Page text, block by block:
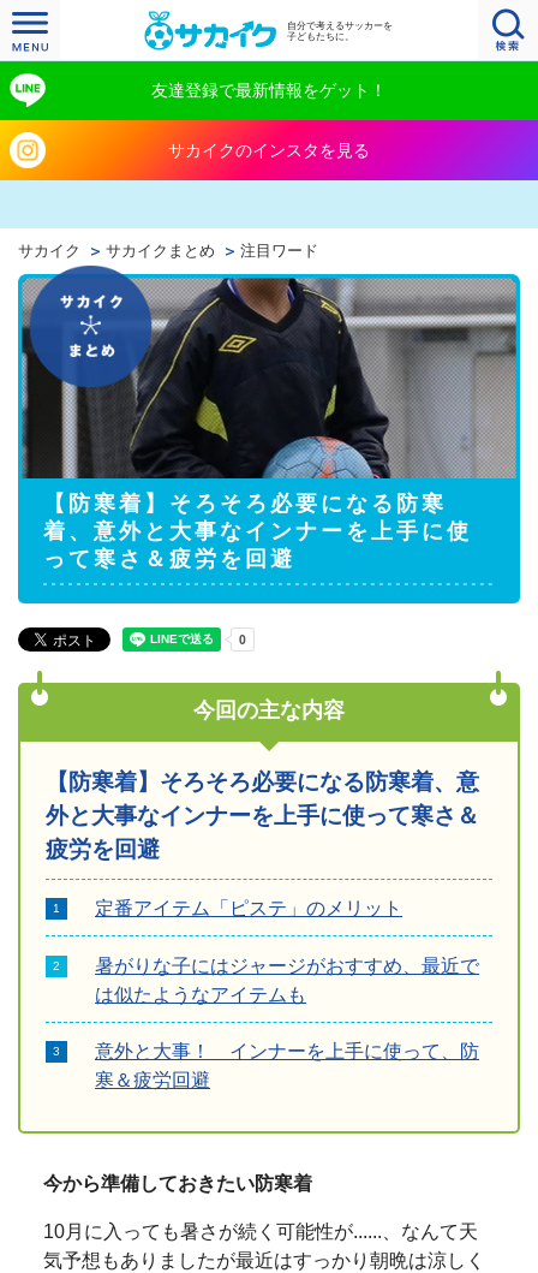
自分で考えるサッカーを
子どもたちに。
友達登録で最新情報をゲット！
サカイクのインスタを見る
サカイク サカイクまとめ 注目ワード
【防寒着】そろそろ必要になる防寒
着、意外と大事なインナーを上手に使
って寒さ＆疲労を回避
今回の主な内容
【防寒着】そろそろ必要になる防寒着、意
外と大事なインナーを上手に使って寒さ＆
疲労を回避
定番アイテム「ピステ」のメリット
暑がりな子にはジャージがおすすめ、最近で
は似たようなアイテムも
意外と大事！ インナーを上手に使って、防
寒＆疲労回避
今から準備しておきたい防寒着
10月に入っても暑さが続く可能性が......、なんて天
気予想もありましたが最近はすっかり朝晩は涼しく